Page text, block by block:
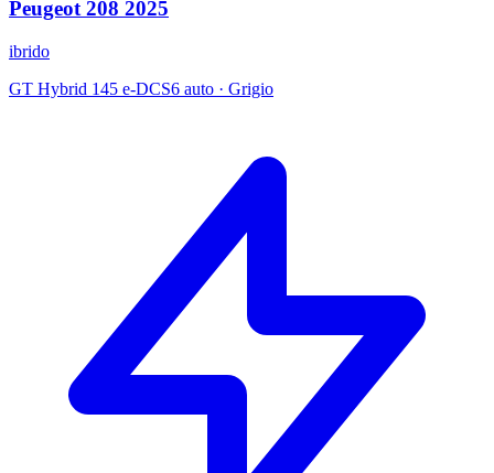
Peugeot208 2025
ibrido
GT Hybrid 145 e-DCS6 auto · Grigio